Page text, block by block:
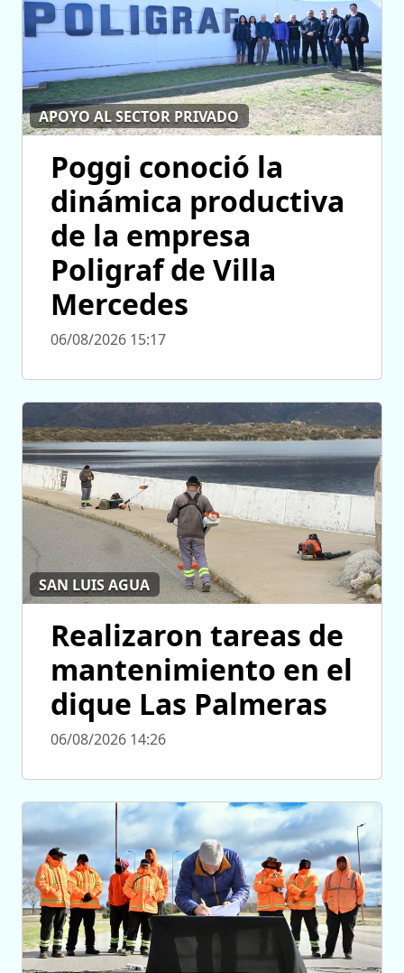
APOYO AL SECTOR PRIVADO
Poggi conoció la
dinámica productiva
de la empresa
Poligraf de Villa
Mercedes
06/08/2026 15:17
SAN LUIS AGUA
Realizaron tareas de
mantenimiento en el
dique Las Palmeras
06/08/2026 14:26